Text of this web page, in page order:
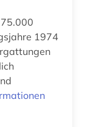
1974